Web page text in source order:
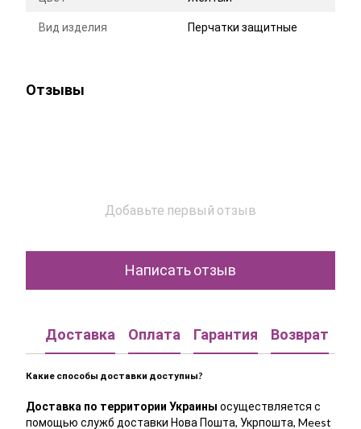
Вид изделия Перчатки защитные
Отзывы
Добавьте первый отзыв
Написать отзыв
Доставка Оплата Гарантия Возврат
Какие способы доставки доступны?
Доставка по территории Украины осуществляется с
помощью служб доставки Нова Пошта, Укрпошта, Meest